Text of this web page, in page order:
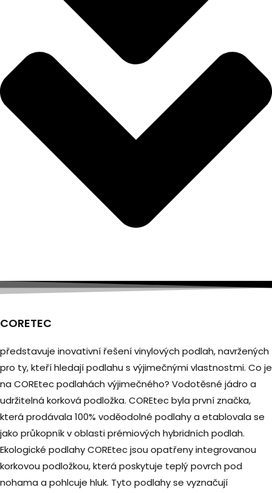
CORETEC
představuje inovativní řešení vinylových podlah, navržených
pro ty, kteří hledají podlahu s výjimečnými vlastnostmi. Co je
na COREtec podlahách výjimečného? Vodotěsné jádro a
udržitelná korková podložka. COREtec byla první značka,
která prodávala 100% voděodolné podlahy a etablovala se
jako průkopník v oblasti prémiových hybridních podlah.
Ekologické podlahy COREtec jsou opatřeny integrovanou
korkovou podložkou, která poskytuje teplý povrch pod
nohama a pohlcuje hluk. Tyto podlahy se vyznačují